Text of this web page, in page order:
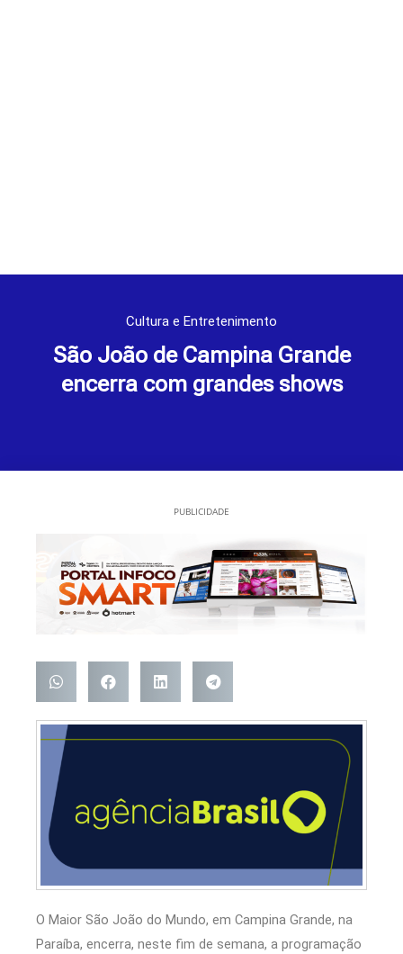
Cultura e Entretenimento
São João de Campina Grande
encerra com grandes shows
PUBLICIDADE
O Maior São João do Mundo, em Campina Grande, na
Paraíba, encerra, neste fim de semana, a programação